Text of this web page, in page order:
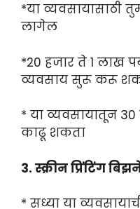
*या व्यवसायासाठी
लागेल
*20 हजार ते 1 लाख
व्यवसाय सुरू करू
* या व्यवसायातून
काढू शकता
3. स्क्रीन प्रिंटिंग
* सध्या या